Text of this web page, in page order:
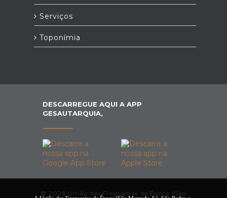
Serviços
Toponímia
DESCARREGUE AQUI A APP
GESAUTARQUIA,
© 2026 União das Freguesias de Évora (São